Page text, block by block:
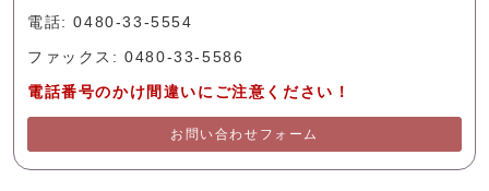
電話: 0480-33-5554
ファックス: 0480-33-5586
電話番号のかけ間違いにご注意ください！
お問い合わせフォーム